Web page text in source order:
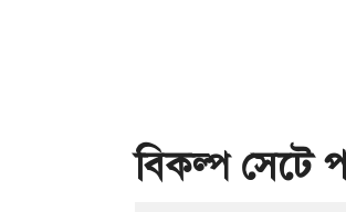
বিকল্প সেটে